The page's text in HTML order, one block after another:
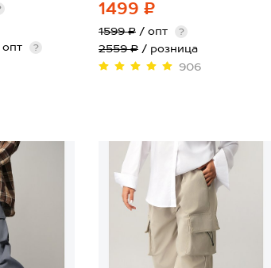
?
1499 ₽
1599 ₽ / опт ?
2559 ₽ / розница
906
44 46 50 52